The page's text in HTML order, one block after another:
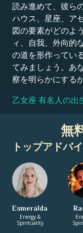
読み進めて、彼ら
ハウス、星座、ア
図の要素がどのよ
ィ、自我、外向的
の道を形作ってい
てみましょう。あ
察を明らかにする
乙女座 有名人の出
無
トップアドバ
Esmeralda
Energy &
Spirituality